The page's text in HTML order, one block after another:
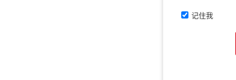
记住我